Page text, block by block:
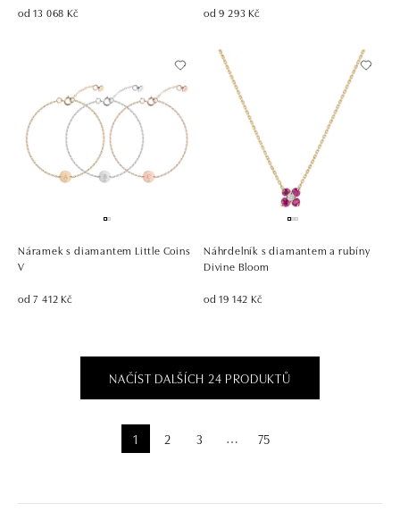
od 13 068 Kč od 9 293 Kč
Náramek s diamantem Little Coins
V
od 7 412 Kč
Náhrdelník s diamantem a rubíny
Divine Bloom
od 19 142 Kč
NAČÍST DALŠÍCH 24 PRODUKTŮ
1 2 3 ⋯ 75